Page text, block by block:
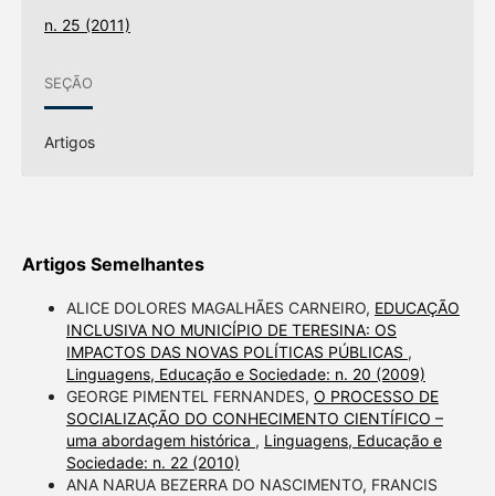
n. 25 (2011)
SEÇÃO
Artigos
Artigos Semelhantes
ALICE DOLORES MAGALHÃES CARNEIRO, EDUCAÇÃO
INCLUSIVA NO MUNICÍPIO DE TERESINA: OS
IMPACTOS DAS NOVAS POLÍTICAS PÚBLICAS ,
Linguagens, Educação e Sociedade: n. 20 (2009)
GEORGE PIMENTEL FERNANDES, O PROCESSO DE
SOCIALIZAÇÃO DO CONHECIMENTO CIENTÍFICO –
uma abordagem histórica , Linguagens, Educação e
Sociedade: n. 22 (2010)
ANA NARUA BEZERRA DO NASCIMENTO, FRANCIS